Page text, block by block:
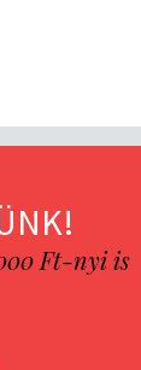
Ft-nyi is